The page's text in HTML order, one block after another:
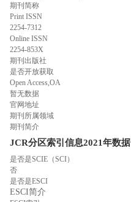
期刊简称
Print ISSN
2254-7312
Online ISSN
2254-853X
期刊出版社
是否开放获取
Open Access,OA
暂无数据
官网地址
期刊所属领域
期刊简介
JCR分区索引信息2021年数据
是否是SCIE（SCI）
否
是否是ESCI
ESCI简介